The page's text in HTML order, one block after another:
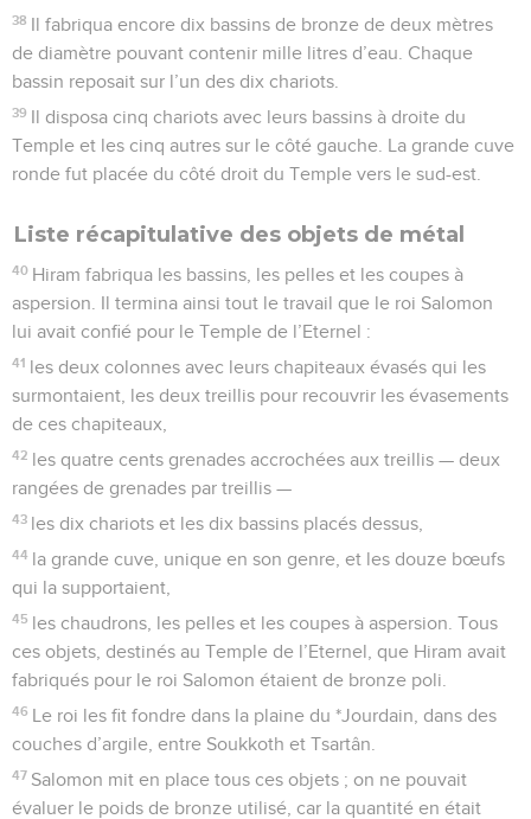
38 Il fabriqua encore dix bassins de bronze de deux mètres
de diamètre pouvant contenir mille litres d’eau. Chaque
bassin reposait sur l’un des dix chariots.
39 Il disposa cinq chariots avec leurs bassins à droite du
Temple et les cinq autres sur le côté gauche. La grande cuve
ronde fut placée du côté droit du Temple vers le sud-est.
Liste récapitulative des objets de métal
40 Hiram fabriqua les bassins, les pelles et les coupes à
aspersion. Il termina ainsi tout le travail que le roi Salomon
lui avait confié pour le Temple de l’Eternel :
41 les deux colonnes avec leurs chapiteaux évasés qui les
surmontaient, les deux treillis pour recouvrir les évasements
de ces chapiteaux,
42 les quatre cents grenades accrochées aux treillis — deux
rangées de grenades par treillis —
43 les dix chariots et les dix bassins placés dessus,
44 la grande cuve, unique en son genre, et les douze bœufs
qui la supportaient,
45 les chaudrons, les pelles et les coupes à aspersion. Tous
ces objets, destinés au Temple de l’Eternel, que Hiram avait
fabriqués pour le roi Salomon étaient de bronze poli.
46 Le roi les fit fondre dans la plaine du *Jourdain, dans des
couches d’argile, entre Soukkoth et Tsartân.
47 Salomon mit en place tous ces objets ; on ne pouvait
évaluer le poids de bronze utilisé, car la quantité en était